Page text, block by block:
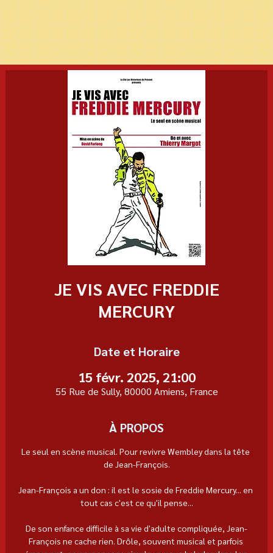
JE VIS AVEC FREDDIE
MERCURY
Date et Horaire
15 févr. 2025, 21:00
55 Rue de Sully, 80000 Amiens, France
À PROPOS
Le seul en scène musical. Pour revivre Wembley dans la tête
de Jean-François.
Jean-François a un don : il est le sosie de Freddie Mercury... en
tout cas c'est ce qu'il pense...
De son enfance difficile à sa vie d'adulte compliquée, Jean-
François ne cache rien. Drôle, souvent musical et parfois